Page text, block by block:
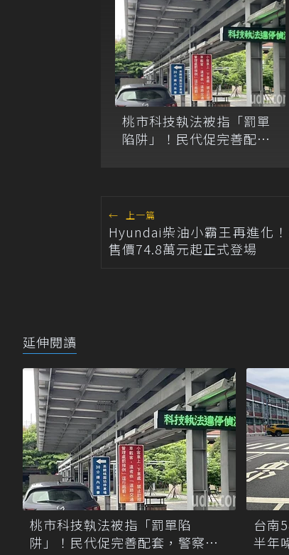
桃市科技執法被指「罰單
陷阱」！民代促完善配
← 上一篇
Hyundai柴油小霸王再進化
售價74.8萬元起正式登場
延伸閱讀
桃市科技執法被指「罰單陷
阱」！民代促完善配套，警察局
台南
半年